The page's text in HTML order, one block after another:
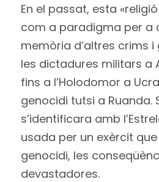
En el passat, esta
com a paradigma per a
memòria d’altres crims
les dictadures militars a
fins a l’Holodomor a
genocidi tutsi a Ruanda.
s’identificara amb
usada per un exèrcit
genocidi, les
devastadores.